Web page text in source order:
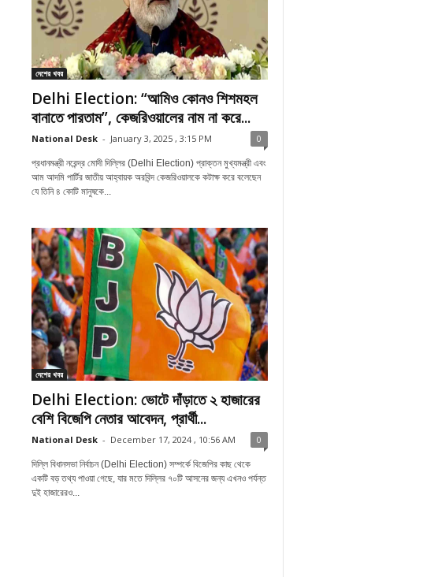
দেশের খবর
Delhi Election: “আমিও কোনও শিশমহল
বানাতে পারতাম”, কেজরিওয়ালের নাম না করে...
National Desk - January 3, 2025 , 3:15 PM 0
প্রধানমন্ত্রী নরেন্দ্র মোদী দিল্লির (Delhi Election) প্রাক্তন মুখ্যমন্ত্রী এবং
আম আদমি পার্টির জাতীয় আহ্বায়ক অরবিন্দ কেজরিওয়ালকে কটাক্ষ করে বলেছেন
যে তিনি ৪ কোটি মানুষকে...
দেশের খবর
Delhi Election: ভোটে দাঁড়াতে ২ হাজারের
বেশি বিজেপি নেতার আবেদন, প্রার্থী...
National Desk - December 17, 2024 , 10:56 AM 0
দিল্লি বিধানসভা নির্বাচন (Delhi Election) সম্পর্কে বিজেপির কাছ থেকে
একটি বড় তথ্য পাওয়া গেছে, যার মতে দিল্লির ৭০টি আসনের জন্য এখনও পর্যন্ত
দুই হাজারেরও...